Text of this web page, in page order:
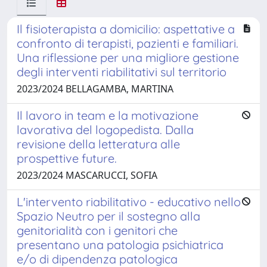
Il fisioterapista a domicilio: aspettative a
confronto di terapisti, pazienti e familiari.
Una riflessione per una migliore gestione
degli interventi riabilitativi sul territorio
2023/2024 BELLAGAMBA, MARTINA
Il lavoro in team e la motivazione
lavorativa del logopedista. Dalla
revisione della letteratura alle
prospettive future.
2023/2024 MASCARUCCI, SOFIA
L'intervento riabilitativo - educativo nello
Spazio Neutro per il sostegno alla
genitorialità con i genitori che
presentano una patologia psichiatrica
e/o di dipendenza patologica